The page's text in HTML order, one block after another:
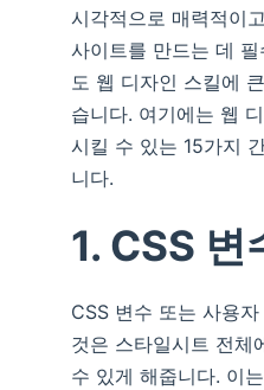
시각적으로 매력적이
사이트를 만드는 데
도 웹 디자인 스킬에
습니다. 여기에는 웹
시킬 수 있는 15가지
니다.
1. CSS 변
CSS 변수 또는 사용
것은 스타일시트 전체
수 있게 해줍니다. 이